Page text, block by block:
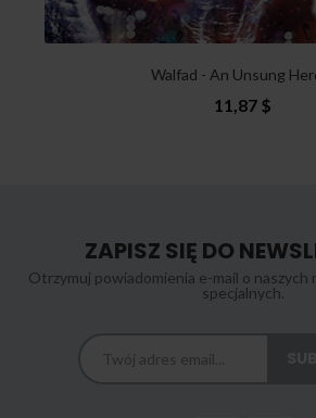
Walfad - An Unsung
11,87 $
ZAPISZ SIĘ DO
Otrzymuj powiadomienia e-mail o
specjalnych.